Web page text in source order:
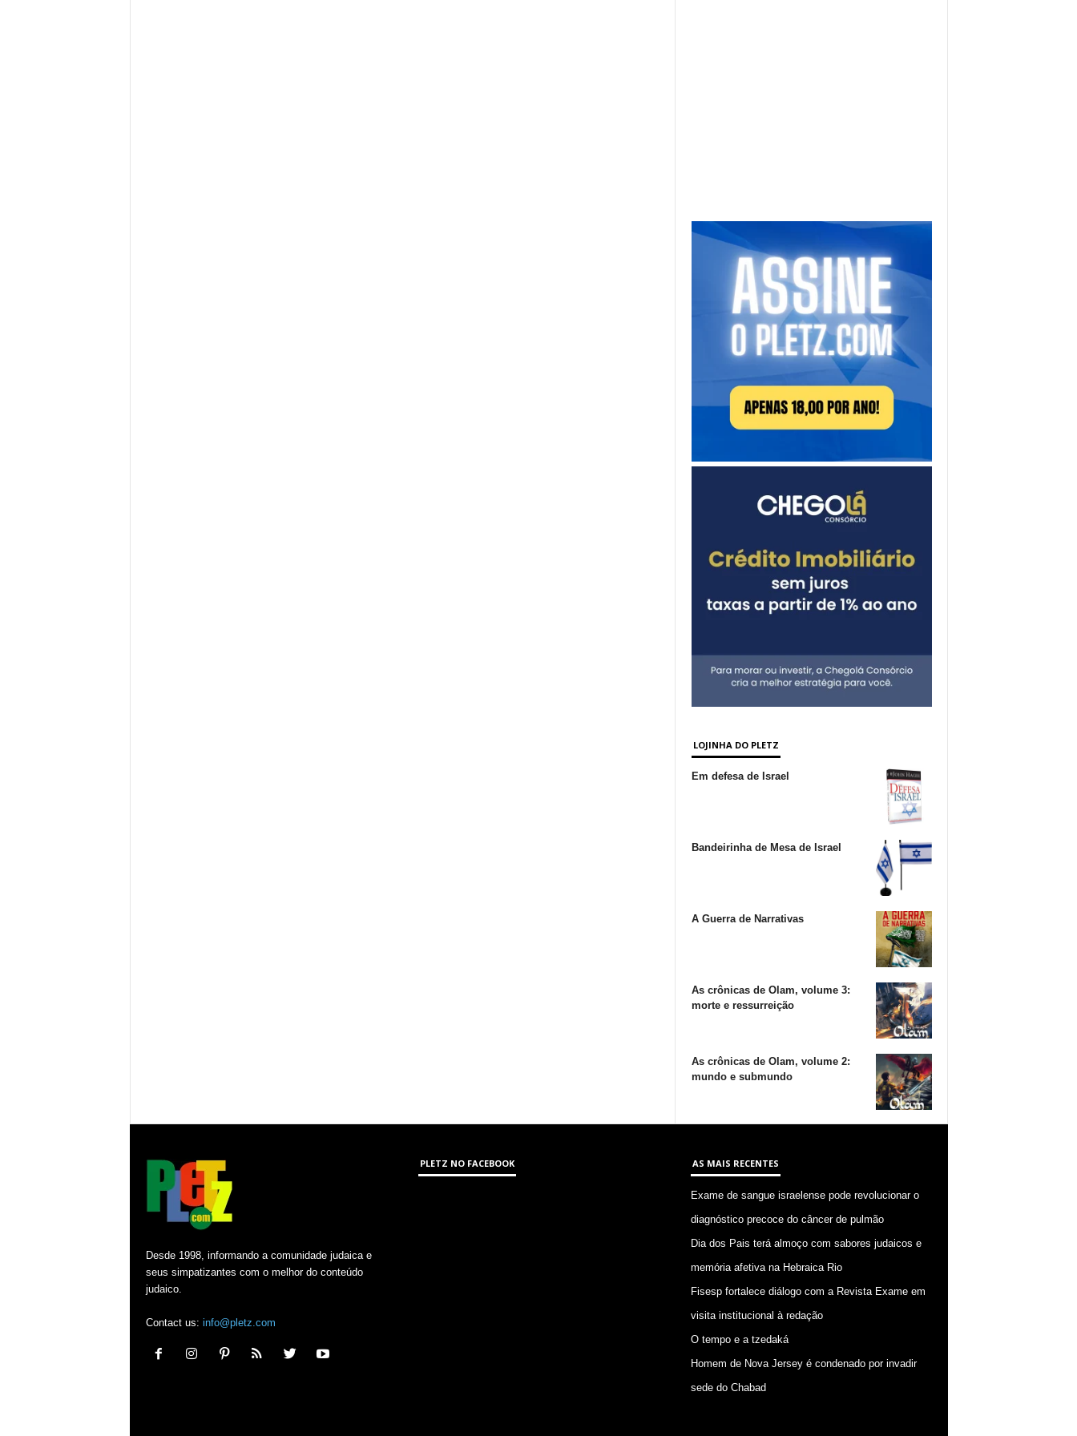
LOJINHA DO PLETZ
Em defesa de Israel
Bandeirinha de Mesa de Israel
A Guerra de Narrativas
As crônicas de Olam, volume 3:
morte e ressurreição
As crônicas de Olam, volume 2:
mundo e submundo
Desde 1998, informando a comunidade judaica e
seus simpatizantes com o melhor do conteúdo
judaico.
Contact us: info@pletz.com
PLETZ NO FACEBOOK AS MAIS RECENTES
Exame de sangue israelense pode revolucionar o
diagnóstico precoce do câncer de pulmão
Dia dos Pais terá almoço com sabores judaicos e
memória afetiva na Hebraica Rio
Fisesp fortalece diálogo com a Revista Exame em
visita institucional à redação
O tempo e a tzedaká
Homem de Nova Jersey é condenado por invadir
sede do Chabad